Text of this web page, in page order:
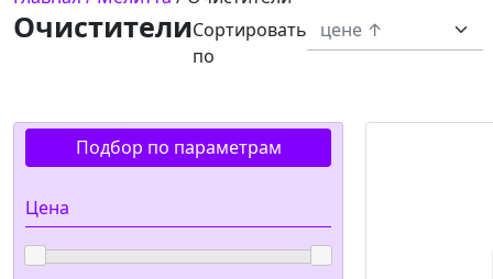
ОчистителиСортировать
по
Подбор по параметрам
Цена